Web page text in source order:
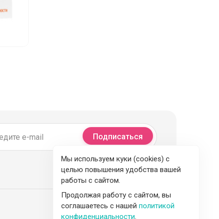
Подписаться
Мы используем куки (cookies) с
целью повышения удобства вашей
работы с сайтом.
Продолжая работу с сайтом, вы
соглашаетесь с нашей политикой
конфиденциальности.